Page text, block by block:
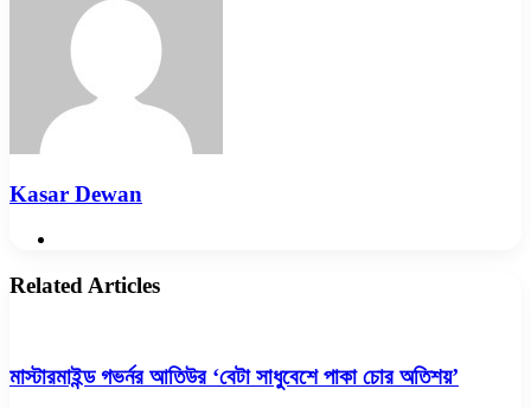
Kasar Dewan
Related Articles
মাস্টারমাইন্ড গভর্নর আতিউর ‘বেটা সাধুবেশে পাকা চোর অতিশয়’